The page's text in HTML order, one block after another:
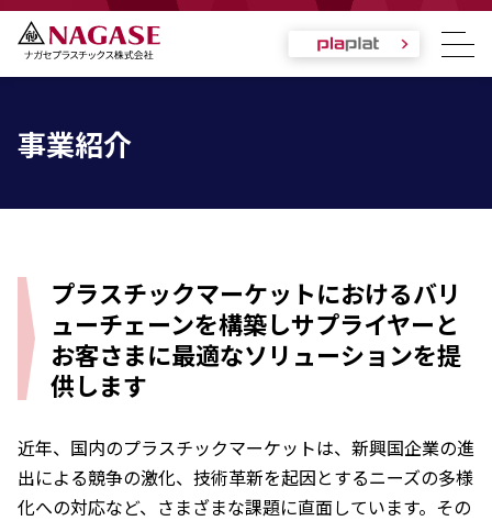
事業紹介
プラスチックマーケットにおけるバリ
ューチェーンを構築しサプライヤーと
お客さまに最適なソリューションを提
供します
近年、国内のプラスチックマーケットは、新興国企業の進
出による競争の激化、技術革新を起因とするニーズの多様
化への対応など、さまざまな課題に直面しています。その